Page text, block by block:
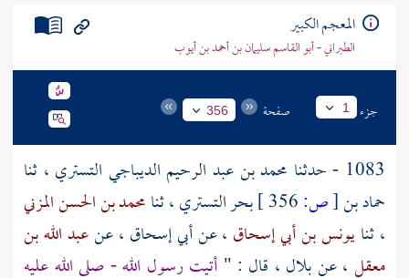
المعجم الكبير
الطبراني - أبو القاسم سليمان بن أحمد بن أيوب
جزء 1 صفحة 356
1083 - حدثنا محمد بن عبد الرحيم الديباجي التستري ، ثنا
حماد بن[ص: بحر التستري، ثنامحمد بن الحسن المزني
، ثنايونس بن أبي إسحاق ، عنأبي إسحاق ، عنعبد الله بن
معقل ، عنبلال ، قال : " أتيت رسول الله - صلى الله عليه